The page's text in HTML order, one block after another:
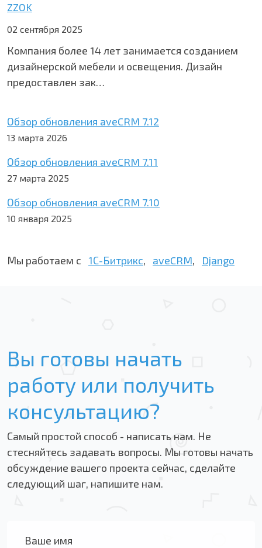
ZZOK
02 сентября 2025
Компания более 14 лет занимается созданием
дизайнерской мебели и освещения. Дизайн
предоставлен зак…
Обзор обновления aveCRM 7.12
13 марта 2026
Обзор обновления aveCRM 7.11
27 марта 2025
Обзор обновления aveCRM 7.10
10 января 2025
Мы работаем с 1С-Битрикс, aveCRM, Django
Вы готовы начать
работу или получить
консультацию?
Самый простой способ - написать нам. Не
стесняйтесь задавать вопросы. Мы готовы начать
обсуждение вашего проекта сейчас, сделайте
следующий шаг, напишите нам.
Ваше имя